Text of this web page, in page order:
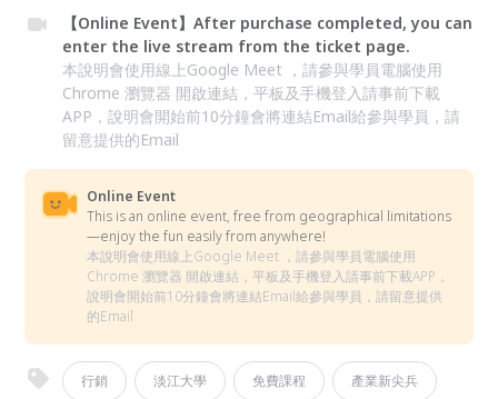
【Online Event】After purchase completed, you can
enter the live stream from the ticket page.
本說明會使用線上Google Meet ，請參與學員電腦使用
Chrome 瀏覽器 開啟連結，平板及手機登入請事前下載
APP，說明會開始前10分鐘會將連結Email給參與學員，請
留意提供的Email
Online Event
This is an online event, free from geographical limitations
—enjoy the fun easily from anywhere!
本說明會使用線上Google Meet ，請參與學員電腦使用
Chrome 瀏覽器 開啟連結，平板及手機登入請事前下載APP，
說明會開始前10分鐘會將連結Email給參與學員，請留意提供
的Email
行銷 淡江大學 免費課程 產業新尖兵